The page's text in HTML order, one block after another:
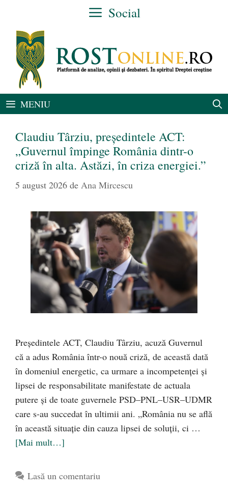
conținut
Social
MENIU
Claudiu Târziu, președintele ACT:
„Guvernul împinge România dintr-o
criză în alta. Astăzi, în criza energiei.”
5 august 2026 de Ana Mircescu
Președintele ACT, Claudiu Târziu, acuză Guvernul
că a adus România într-o nouă criză, de această dată
în domeniul energetic, ca urmare a incompetenței și
lipsei de responsabilitate manifestate de actuala
putere și de toate guvernele PSD–PNL–USR–UDMR
care s-au succedat în ultimii ani. „România nu se află
în această situație din cauza lipsei de soluții, ci …
[Mai mult…]
Lasă un comentariu